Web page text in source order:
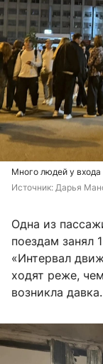
Много людей у входа
Источник: Дарья
Одна из
поездам занял
«Интервал
ходят реже,
возникла давка.